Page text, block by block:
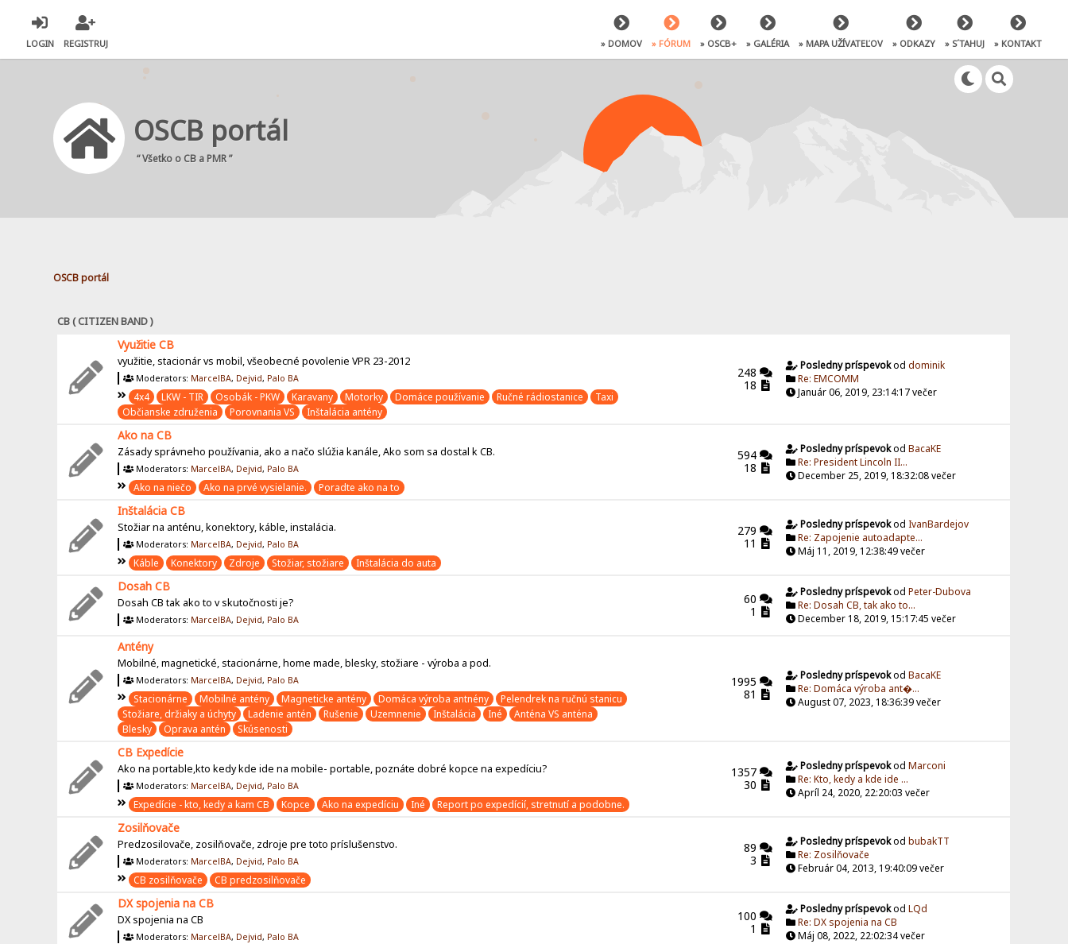
LOGIN REGISTRUJ » DOMOV » FÓRUM » OSCB+ » GALÉRIA » MAPA UŽÍVATEĽOV » ODKAZY » S´TAHUJ » KONTAKT
OSCB portál
“ Všetko o CB a PMR ”
OSCB portál
CB ( CITIZEN BAND )
Využitie CB
využitie, stacionár vs mobil, všeobecné povolenie VPR 23-2012
Moderators: MarcelBA, Dejvid, Palo BA
4x4 LKW - TIR Osobák - PKW Karavany Motorky Domáce používanie Ručné rádiostanice
Taxi
Občianske združenia
Porovnania VS Inštalácia antény
248
18
Posledny príspevokoddominik
Re: EMCOMM
Január 06, 2019, 23:14:17 večer
Ako na CB
Zásady správneho používania, ako a načo slúžia kanále, Ako som sa dostal k CB.
Moderators: MarcelBA, Dejvid, Palo BA
Ako na niečo Ako na prvé vysielanie. Poradte ako na to
594
18
Posledny príspevokodBacaKE
Re: President Lincoln II...
December 25, 2019, 18:32:08 večer
Inštalácia CB
Stožiar na anténu, konektory, káble, instalácia.
Moderators: MarcelBA, Dejvid, Palo BA
Káble Konektory Zdroje Stožiar, stožiare Inštalácia do auta
279
11
Posledny príspevokodIvanBardejov
Re: Zapojenie autoadapte...
Máj 11, 2019, 12:38:49 večer
Dosah CB
Dosah CB tak ako to v skutočnosti je?
Moderators: MarcelBA, Dejvid, Palo BA
60
1
Posledny príspevokodPeter-Dubova
Re: Dosah CB, tak ako to...
December 18, 2019, 15:17:45 večer
Antény
Mobilné, magnetické, stacionárne, home made, blesky, stožiare - výroba a pod.
Moderators: MarcelBA, Dejvid, Palo BA
Stacionárne Mobilné antény Magneticke antény Domáca výroba antnény
Pelendrek na ručnú stanicu
Stožiare, držiaky a úchyty
Ladenie antén Rušenie Uzemnenie Inštalácia Iné
Anténa VS anténa
Blesky
Oprava antén Skúsenosti
1995
81
Posledny príspevokodBacaKE
Re: Domáca výroba ant�...
August 07, 2023, 18:36:39 večer
CB Expedície
Ako na portable,kto kedy kde ide na mobile- portable, poznáte dobré kopce na expedíciu?
Moderators: MarcelBA, Dejvid, Palo BA
Expedície - kto, kedy a kam CB Kopce Ako na expedíciu Iné Report po expedícií, stretnutí a podobne.
1357
30
Posledny príspevokodMarconi
Re: Kto, kedy a kde ide ...
Apríl 24, 2020, 22:20:03 večer
Zosilňovače
Predzosilovače, zosilňovače, zdroje pre toto príslušenstvo.
Moderators: MarcelBA, Dejvid, Palo BA
CB zosilňovače CB predzosilňovače
89
3
Posledny príspevokodbubakTT
Re: Zosilňovače
Február 04, 2013, 19:40:09 večer
DX spojenia na CB
DX spojenia na CB
Moderators: MarcelBA, Dejvid, Palo BA
100
1
Posledny príspevokodLQd
Re: DX spojenia na CB
Máj 08, 2022, 22:02:34 večer